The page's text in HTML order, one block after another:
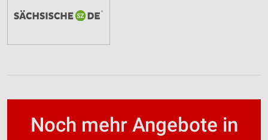
Noch mehr Angebote in